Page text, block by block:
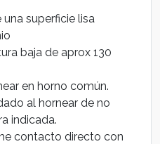
superficie lisa
baja de aprox 130
en horno común.
al hornear de no
indicada.
contacto directo con